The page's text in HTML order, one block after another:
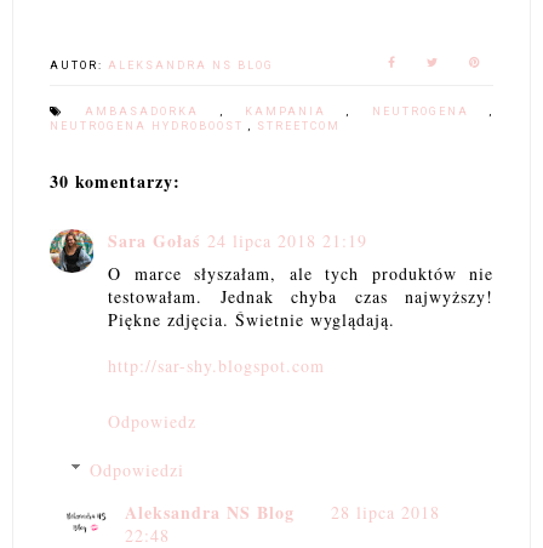
AUTOR: ALEKSANDRA NS BLOG
AMBASADORKA KAMPANIA NEUTROGENA
NEUTROGENA HYDROBOOST
STREETCOM
30 komentarzy:
Sara Gołaś 24 lipca 2018 21:19
O marce słyszałam, ale tych produktów nie
testowałam. Jednak chyba czas najwyższy!
Piękne zdjęcia. Świetnie wyglądają.
http://sar-shy.blogspot.com
Odpowiedz
Odpowiedzi
Aleksandra NS Blog
28 lipca 2018
22:48